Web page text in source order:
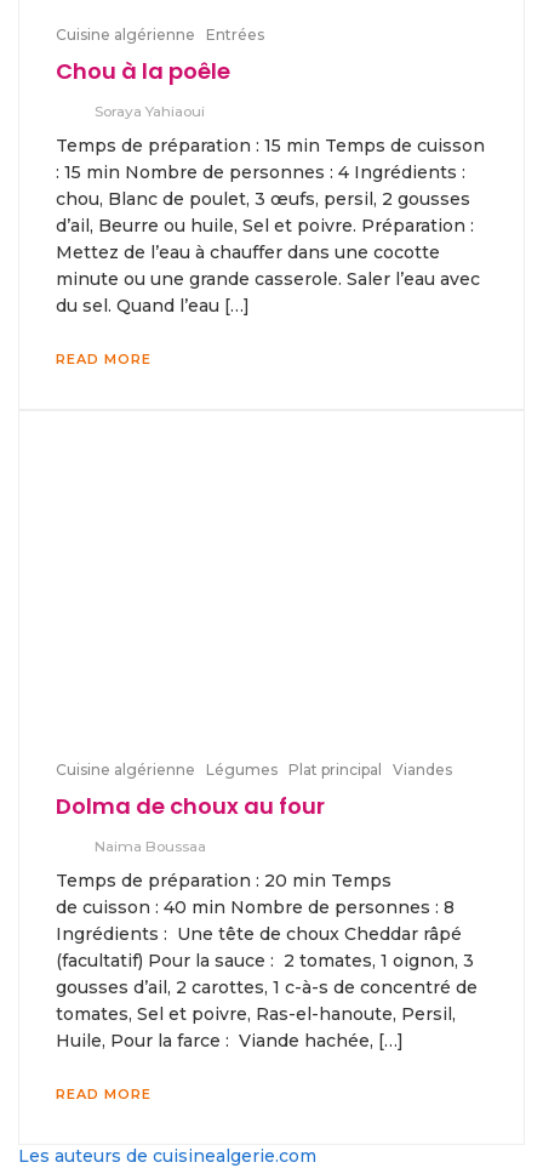
Cuisine algérienne Entrées
Chou à la poêle
Soraya Yahiaoui
Temps de préparation : 15 min Temps de cuisson
: 15 min Nombre de personnes : 4 Ingrédients :
chou, Blanc de poulet, 3 œufs, persil, 2 gousses
d’ail, Beurre ou huile, Sel et poivre. Préparation :
Mettez de l’eau à chauffer dans une cocotte
minute ou une grande casserole. Saler l’eau avec
du sel. Quand l’eau […]
READ MORE
Cuisine algérienne Légumes Plat principal Viandes
Dolma de choux au four
Naima Boussaa
Temps de préparation : 20 min Temps
de cuisson : 40 min Nombre de personnes : 8
Ingrédients : Une tête de choux Cheddar râpé
(facultatif) Pour la sauce : 2 tomates, 1 oignon, 3
gousses d’ail, 2 carottes, 1 c-à-s de concentré de
tomates, Sel et poivre, Ras-el-hanoute, Persil,
Huile, Pour la farce : Viande hachée, […]
READ MORE
Les auteurs de cuisinealgerie.com